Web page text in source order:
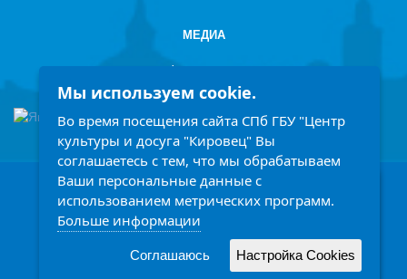
МЕДИА
Фотоотчеты
Информация в СМИ
198207, Санкт-Петербург, проспект Стачек 158
Ежедневно с 9.00 до 21.00 часов
Написать обращение
(812) 758-14-77
Заголовок
Описание
Читать подробней
Принять
Мы используем cookie.
Во время посещения сайта СПб ГБУ "Центр
культуры и досуга "Кировец" Вы
соглашаетесь с тем, что мы обрабатываем
Ваши персональные данные с
использованием метрических программ.
Больше информации
Соглашаюсь Настройка Cookies